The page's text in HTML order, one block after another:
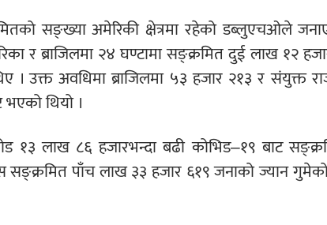
सङ्ख्या अमेरिकी क्षेत्रमा रहेको डब्लुएचओले
र ब्राजिलमा २४ घण्टामा सङ्क्रमित दुई लाख १२
उक्त अवधिमा ब्राजिलमा ५३ हजार २१३ र संयुक्त
थियो ।
१३ लाख ८६ हजारभन्दा बढी कोभिड–१९ बाट
सङ्क्रमित पाँच लाख ३३ हजार ६१९ जनाको ज्यान गुमेको